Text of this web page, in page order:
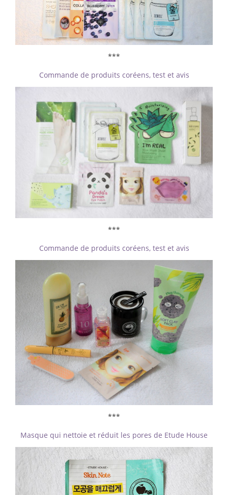
***
Commande de produits coréens, test et avis
***
Commande de produits coréens, test et avis
***
Masque qui nettoie et réduit les pores de Etude House